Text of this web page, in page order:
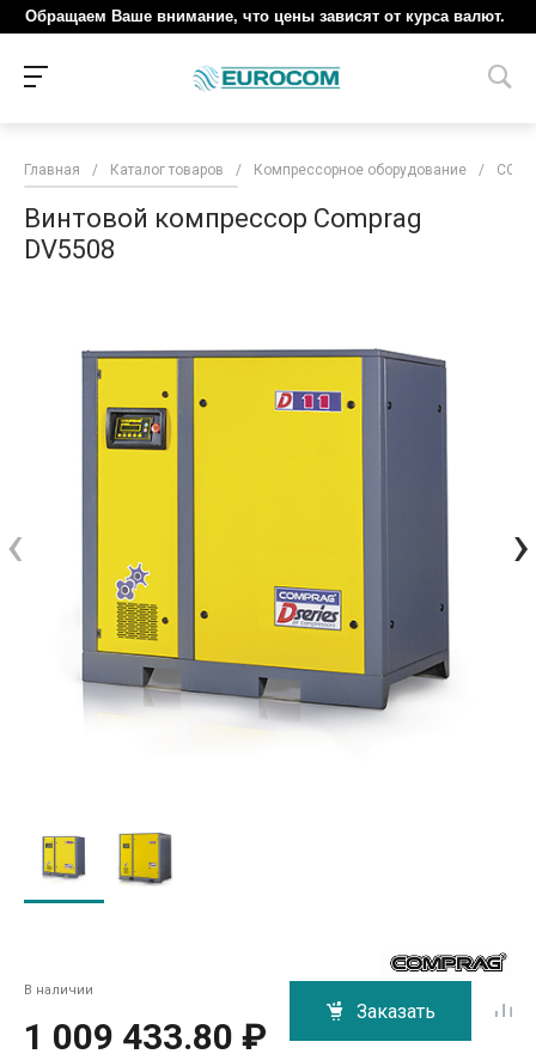
Обращаем Ваше внимание, что цены зависят от курса валют.
Главная / Каталог товаров / Компрессорное оборудование /
Винтовой компрессор Comprag
DV5508
‹ ›
В наличии
1 009 433.80 ₽
Заказать